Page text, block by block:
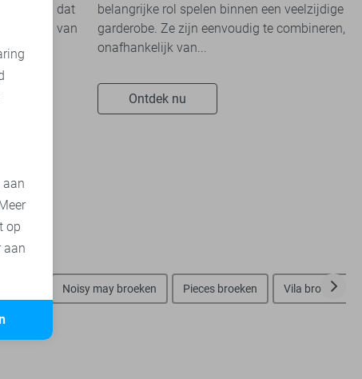
thema dat
houden van
belangrijke rol spelen binnen een veelzijdige
garderobe. Ze zijn eenvoudig te combineren,
onafhankelijk van...
Ontdek nu
Noisy may broeken Pieces broeken Vila broeken
aan
op
aan